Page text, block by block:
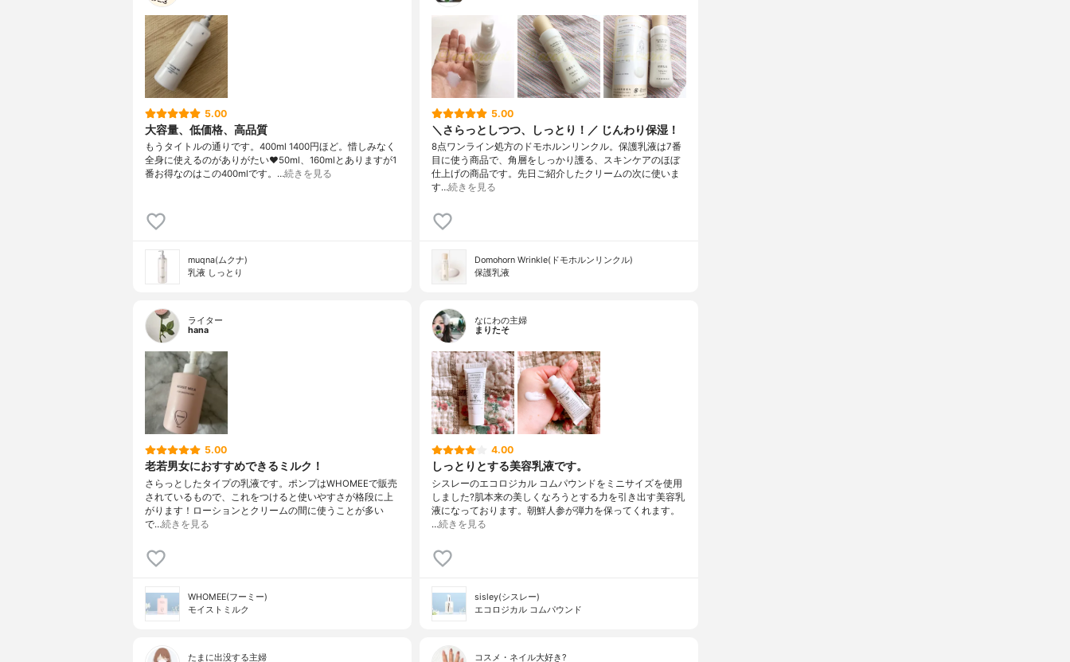
5.00
大容量、低価格、高品質
もうタイトルの通りです。400ml 1400円ほど。惜しみなく
全身に使えるのがありがたい❤️50ml、160mlとありますが1
番お得なのはこの400mlです。…続きを見る
muqna(ムクナ)
乳液 しっとり
5.00
＼さらっとしつつ、しっとり！／ じんわり保湿！
8点ワンライン処方のドモホルンリンクル。保護乳液は7番
目に使う商品で、角層をしっかり護る、スキンケアのほぼ
仕上げの商品です。先日ご紹介したクリームの次に使いま
す…続きを見る
Domohorn Wrinkle(ドモホルンリンクル)
保護乳液
ライター
hana
5.00
老若男女におすすめできるミルク！
さらっとしたタイプの乳液です。ポンプはWHOMEEで販売
されているもので、これをつけると使いやすさが格段に上
がります！ローションとクリームの間に使うことが多い
で…続きを見る
WHOMEE(フーミー)
モイストミルク
なにわの主婦
まりたそ
4.00
しっとりとする美容乳液です。
シスレーのエコロジカル コムパウンドをミニサイズを使用
しました?肌本来の美しくなろうとする力を引き出す美容乳
液になっております。朝鮮人参が弾力を保ってくれます。
…続きを見る
sisley(シスレー)
エコロジカル コムパウンド
たまに出没する主婦 コスメ・ネイル大好き?